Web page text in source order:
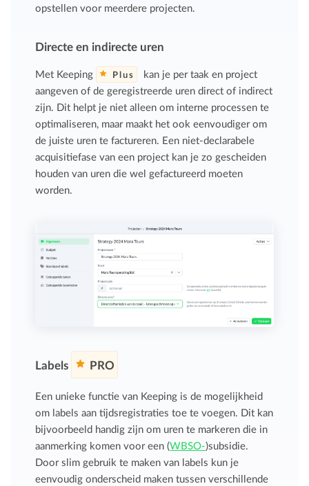
opstellen voor meerdere projecten.
Directe en indirecte uren
Met Keeping Plus
kan je per taak en project
aangeven of de geregistreerde uren direct of indirect
zijn. Dit helpt je niet alleen om interne processen te
optimaliseren, maar maakt het ook eenvoudiger om
de juiste uren te factureren. Een niet-declarabele
acquisitiefase van een project kan je zo gescheiden
houden van uren die wel gefactureerd moeten
worden.
Labels PRO
Een unieke functie van Keeping is de mogelijkheid
om labels aan tijdsregistraties toe te voegen. Dit kan
bijvoorbeeld handig zijn om uren te markeren die in
aanmerking komen voor een (WBSO-)subsidie.
Door slim gebruik te maken van labels kun je
eenvoudig onderscheid maken tussen verschillende